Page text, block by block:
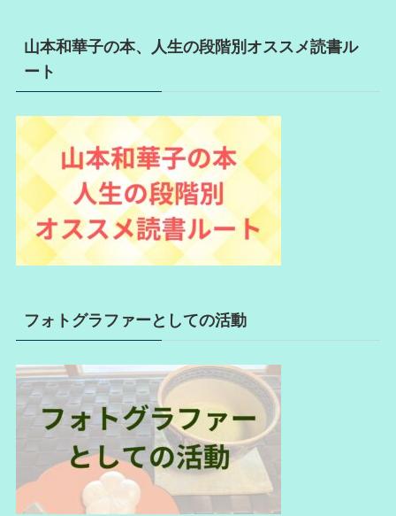
山本和華子の本、人生の段階別オススメ読書ル
ート
フォトグラファーとしての活動